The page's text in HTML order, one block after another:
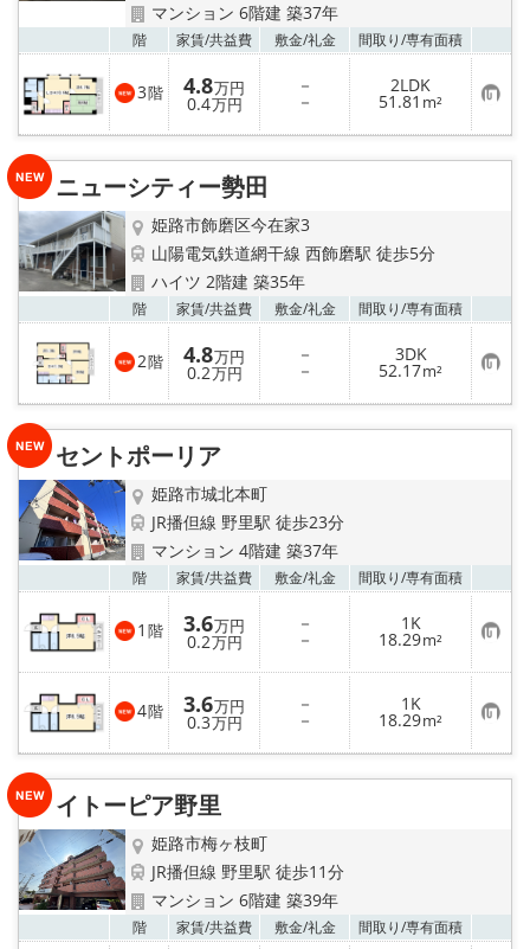
マンション 6階建 築37年
階 家賃/共益費 敷金/礼金 間取り/専有面積
3階 4.8万円
0.4万円
－
－
2LDK
51.81 m² お
気
に
り
ニューシティー勢田
姫路市飾磨区今在家3
山陽電気鉄道網干線 西飾磨駅 徒歩5分
ハイツ 2階建 築35年
階 家賃/共益費 敷金/礼金 間取り/専有面積
2階 4.8万円
0.2万円
－
－
3DK
52.17m² お
気
に
り
セントポーリア
姫路市城北本町
JR播但線 野里駅 徒歩23分
マンション 4階建 築37年
階 家賃/共益費 敷金/礼金 間取り/専有面積
1 階 3.6万円
0.2万円
－
－
1K
18.29m² お
気
に
入
り
登
録
4階 3.6万円
0.3万円
－
－
1K
18.29m² お
気
に
り
イトーピア野里
姫路市梅ヶ枝町
JR播但線 野里駅 徒歩11分
マンション 6階建 築39年
階 家賃/共益費 敷金/礼金 間取り/専有面積